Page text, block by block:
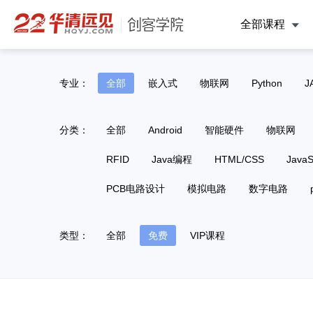
全部课程
专业： 全部 嵌入式 物联网 Python
分类： 全部 Android 智能硬件 物联网
RFID Java编程 HTML/CSS
PCB电路设计 模拟电路 数字电路
类型： 全部 免费 VIP课程